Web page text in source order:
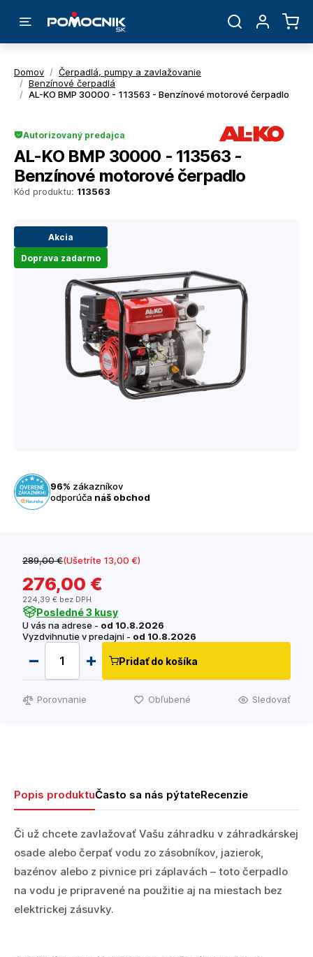
Domov / Čerpadlá, pumpy a zavlažovanie
/ Benzínové čerpadlá
/ AL-KO BMP 30000 - 113563 - Benzínové motorové čerpadlo
Akcia
Doprava zadarmo
Kód produktu: 113563
Autorizovaný predajca
AL-KO BMP 30000 - 113563 -
Benzínové motorové čerpadlo
96% zákazníkov
odporúča náš obchod
289,00 €(Ušetríte 13,00 €)
276,00 €
224,39 € bez DPH
Posledné 3 kusy
U vás na adrese - od 10.8.2026
Vyzdvihnutie v predajni - od 10.8.2026
Pridať do košíka
Porovnanie Obľubené Sledovať
Popis produktuČasto sa nás pýtateRecenzie
Či už chcete zavlažovať Vašu záhradku v záhradkárskej
osade alebo čerpať vodu zo zásobníkov, jazierok,
bazénov alebo z pivnice pri záplavách – toto čerpadlo
na vodu je pripravené na použitie aj na miestach bez
elektrickej zásuvky.